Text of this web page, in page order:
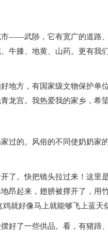
——武陟，它有宽广的道路
膝、地黄、山药。更有我
地方，有国家级文物保护
龙宫。我热爱我的家乡，希
过的。风俗的不同使奶奶家
了。快把镜头拉过来！这里
昂起来，翅膀被撑开了，用
就好像马上就能够飞上蓝天
摆好了一些供品。看，有猪